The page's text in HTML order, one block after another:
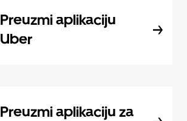
Preuzmi aplikaciju
Uber
Preuzmi aplikaciju za